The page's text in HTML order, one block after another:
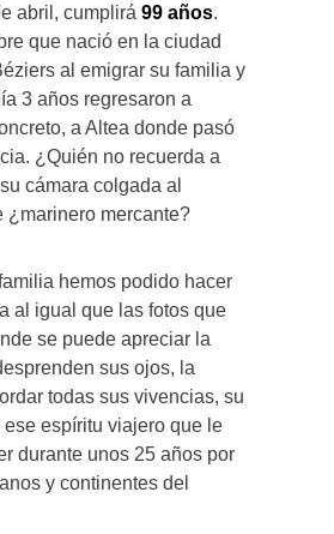
abril, cumplirá 99 años.
que nació en la ciudad
al emigrar su familia y
3 años regresaron a
a Altea donde pasó
¿Quién no recuerda a
cámara colgada al
¿marinero mercante?
hemos podido hacer
al igual que las fotos que
se puede apreciar la
sus ojos, la
todas sus vivencias, su
espíritu viajero que le
durante unos 25 años por
y continentes del